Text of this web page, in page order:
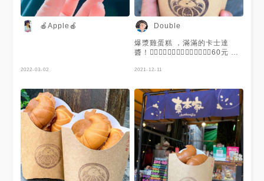
🍎Apple🍎
2022-03-02
Double
爆漿雞蛋糕 ，滿滿的卡士達
醬！👍🏻👍🏻👍🏻👍🏻👍🏻👍🏻👍🏻60元 口
要專情才行😂😂😂
2021-12-11